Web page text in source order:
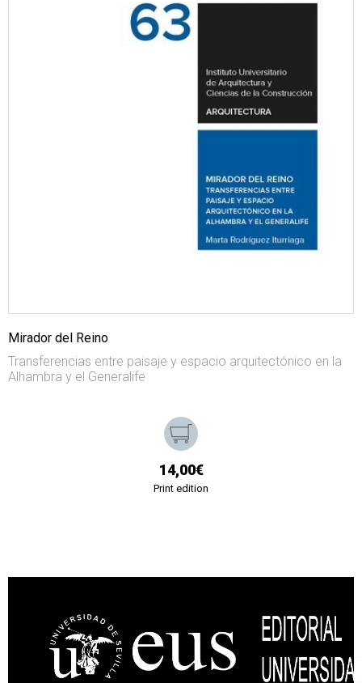
Mirador del Reino
Transferencias entre paisaje y espacio arquitectónico en la
Alhambra y el Generalife
14,00€
Print edition